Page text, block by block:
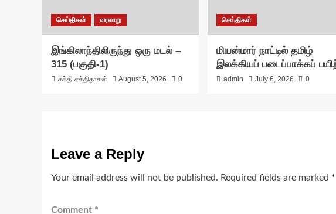
செய்திகள் வரலாறு
இங்கிலாந்திலிருந்து ஒரு மடல் –
315 (பகுதி-1)
சக்தி சக்திதாசன் August 5, 2026 0
செய்திகள்
மியன்மார் நாட்டில் தமிழ்
இலக்கியப் படைப்பாக்கப்
admin July 6, 2026 0
Leave a Reply
Your email address will not be published. Required fields are marked *
Comment *